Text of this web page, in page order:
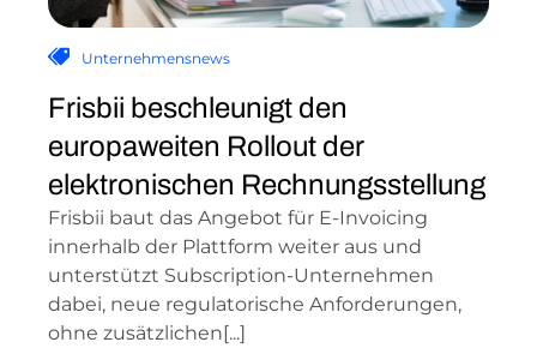
Unternehmensnews
Frisbii beschleunigt den
europaweiten Rollout der
elektronischen Rechnungsstellung
Frisbii baut das Angebot für E-Invoicing
innerhalb der Plattform weiter aus und
unterstützt Subscription-Unternehmen
dabei, neue regulatorische Anforderungen,
ohne zusätzlichen[...]